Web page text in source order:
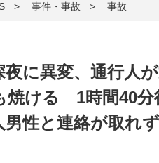
事件・事故 事故
に異変、通行人
焼ける 1時間40分
性と連絡が取れず